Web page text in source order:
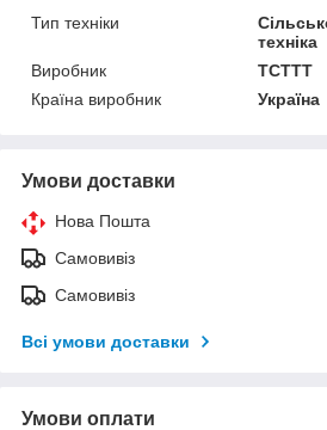
Тип техніки
техніка
Виробник
TCTTT
Країна виробник
Україна
Умови доставки
Нова Пошта
Самовивіз
Самовивіз
Всі умови доставки
Умови оплати